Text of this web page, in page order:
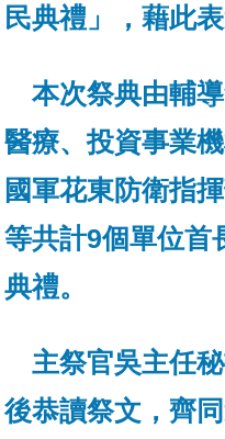
民典禮」，藉此
本次祭典由輔導
醫療、投資事業
國軍花東防衛指
等共計9個單位首
典禮。
主祭官吳主任秘
後恭讀祭文，齊